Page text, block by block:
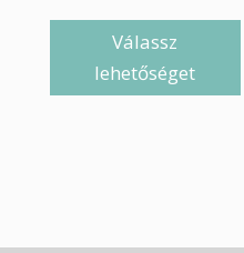
Válassz
lehetőséget